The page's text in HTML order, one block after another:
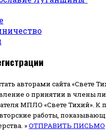
авторами сайта «Свете
о принятии в члены
МПЛО «Свете Тихий». К
работы,
»ОТПРАВИТЬ ПИСЬМО